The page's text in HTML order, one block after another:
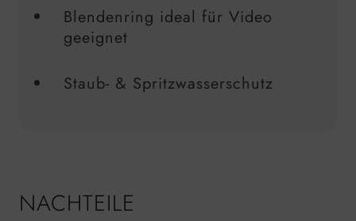
Blendenring ideal für Video
geeignet
Staub- & Spritzwasserschutz
NACHTEILE